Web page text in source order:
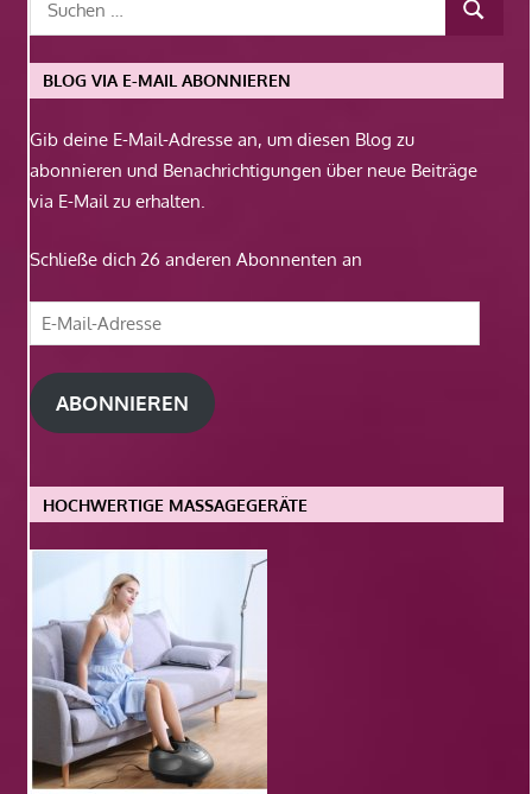
BLOG VIA E-MAIL ABONNIEREN
Gib deine E-Mail-Adresse an, um diesen Blog zu
abonnieren und Benachrichtigungen über neue Beiträge
via E-Mail zu erhalten.
Schließe dich 26 anderen Abonnenten an
E-
Mail-
Adresse
ABONNIEREN
HOCHWERTIGE MASSAGEGERÄTE